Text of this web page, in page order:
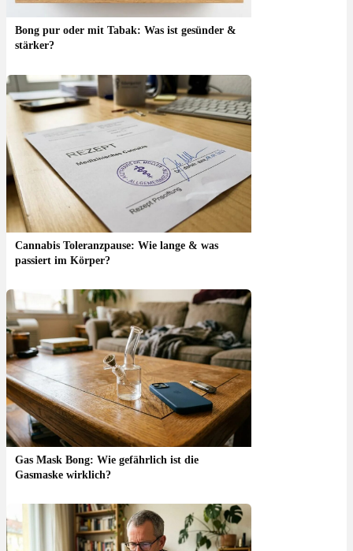
Bong pur oder mit Tabak: Was ist gesünder &
stärker?
Cannabis Toleranzpause: Wie lange & was
passiert im Körper?
Gas Mask Bong: Wie gefährlich ist die
Gasmaske wirklich?